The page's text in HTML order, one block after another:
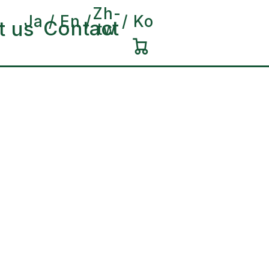
Ja En
Zh-
tw
Ko
us Contact
カ
ー
ト